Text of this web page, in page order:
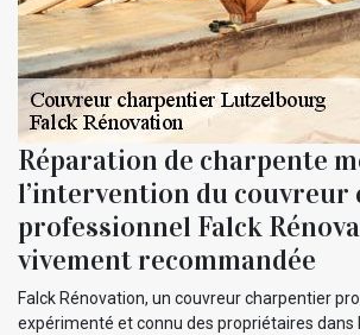
Réparation de charpente
l’intervention du
professionnel Falck
vivement recommandée
Falck Rénovation, un couvreur charpentier
expérimenté et connu des propriétaires dans